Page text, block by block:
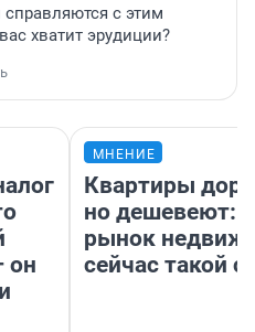
с этим
хватит эрудиции?
он
МНЕНИЕ
Квартиры
но дешевеют:
рынок
сейчас такой